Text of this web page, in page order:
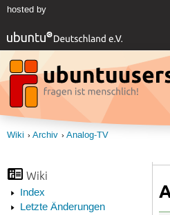
hosted by
Wiki Archiv Analog-TV
Wiki
Index
Letzte Änderungen